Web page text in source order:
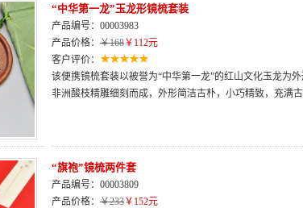
“中华第一龙”玉龙形镜梳套装
产品编号：00003983
产品价格： ￥168￥112元
客户评价：
该便携镜梳套装以被誉为“中华第一龙”的红山文化玉龙为
非洲酸枝精雕细刻而成，外形简洁古朴，小巧精致，充满古
“旗袍”镜梳两件套
产品编号：00003809
产品价格： ￥233￥152元